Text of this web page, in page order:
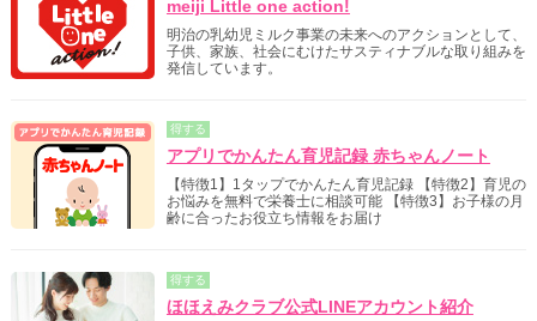
meiji Little one action!
明治の乳幼児ミルク事業の未来へのアクションとして、
子供、家族、社会にむけたサスティナブルな取り組みを
発信しています。
得する
アプリでかんたん育児記録 赤ちゃんノート
【特徴1】1タップでかんたん育児記録 【特徴2】育児の
お悩みを無料で栄養士に相談可能 【特徴3】お子様の月
齢に合ったお役立ち情報をお届け
得する
ほほえみクラブ公式LINEアカウント紹介